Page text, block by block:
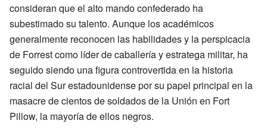
consideran que el alto mando confederado ha
subestimado su talento. Aunque los académicos
generalmente reconocen las habilidades y la perspicacia
de Forrest como líder de caballería y estratega militar, ha
seguido siendo una figura controvertida en la historia
racial del Sur estadounidense por su papel principal en la
masacre de cientos de soldados de la Unión en Fort
Pillow, la mayoría de ellos negros.